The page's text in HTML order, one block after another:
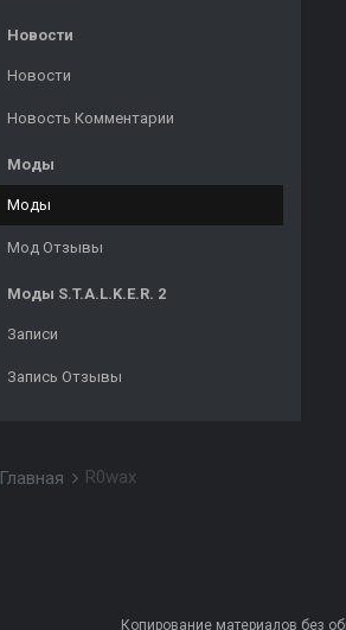
Новости
Новости
Новость Комментарии
Моды
Моды
Мод Отзывы
Моды S.T.A.L.K.E.R. 2
Записи
Запись Отзывы
Главная R0wax
Копирование материалов без